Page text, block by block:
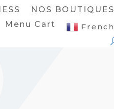
NOS BOUTIQUES
Menu Cart French